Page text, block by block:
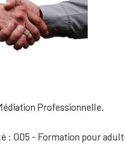
Professionnelle.
: O05 - Formation pour